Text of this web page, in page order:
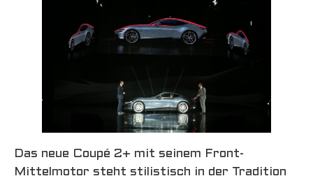
Das neue Coupé 2+ mit seinem Front-
Mittelmotor steht stilistisch in der Tradition